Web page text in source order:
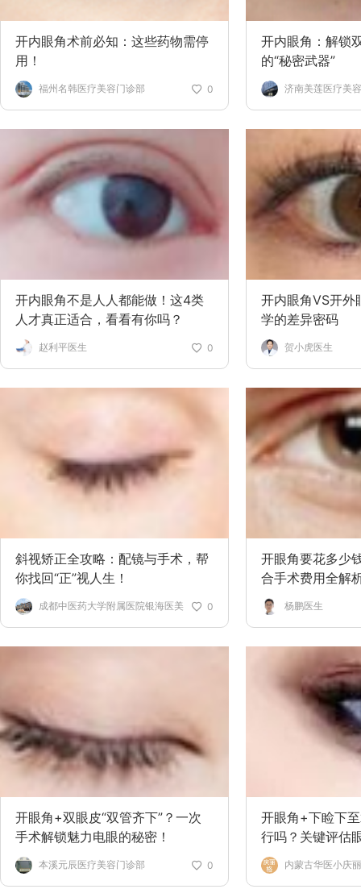
开内眼角术前必知：这些药物需停
用！
福州名韩医疗美容门诊部 0
开内眼角：解锁
的“秘密武器”
济南美莲医疗美
开内眼角不是人人都能做！这4类
人才真正适合，看看有你吗？
赵利平医生 0
开内眼角VS开外
学的差异密码
贺小虎医生
斜视矫正全攻略：配镜与手术，帮
你找回“正”视人生！
成都中医药大学附属医院银海医美 0
开眼角要花多少
合手术费用全解
杨鹏医生
开眼角+双眼皮“双管齐下”？一次
手术解锁魅力电眼的秘密！
本溪元辰医疗美容门诊部 0
开眼角+下睑下
行吗？关键评估
翻！
内蒙古华医小庆